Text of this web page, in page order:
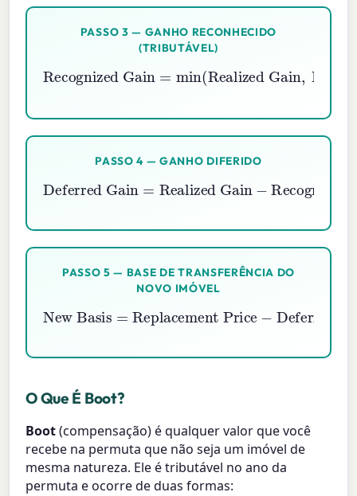
PASSO 3 — GANHO RECONHECIDO
(TRIBUTÁVEL)
Recognized Gain=min(
Realized Gain Boot)
PASSO 4 — GANHO DIFERIDO
Deferred Gain=
Realized Gain− Recognized Gain
PASSO 5 — BASE DE TRANSFERÊNCIA DO
NOVO IMÓVEL
New Basis=
Replacement Price−Deferred Gain
O Que É Boot?
Boot(compensação) é qualquer valor que você
recebe na permuta que não seja um imóvel de
mesma natureza. Ele é tributável no ano da
permuta e ocorre de duas formas: